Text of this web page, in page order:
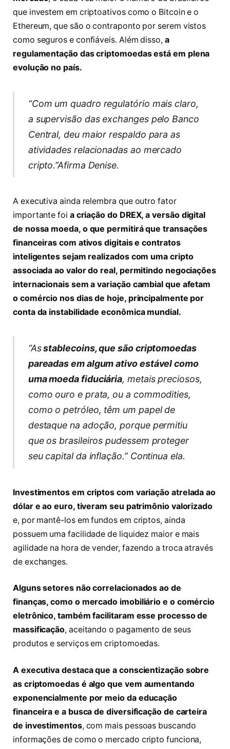
que investem em criptoativos como o Bitcoin e o
Ethereum, que são o contraponto por serem vistos
como seguros e confiáveis. Além disso, a
regulamentação das criptomoedas está em plena
evolução no país.
“Com um quadro regulatório mais claro,
a supervisão das exchanges pelo Banco
Central, deu maior respaldo para as
atividades relacionadas ao mercado
cripto.”Afirma Denise.
A executiva ainda relembra que outro fator
importante foi a criação do DREX, a versão digital
de nossa moeda, o que permitirá que transações
financeiras com ativos digitais e contratos
inteligentes sejam realizados com uma cripto
associada ao valor do real, permitindo negociações
internacionais sem a variação cambial que afetam
o comércio nos dias de hoje, principalmente por
conta da instabilidade econômica mundial.
“Asstablecoins, que são criptomoedas
pareadas em algum ativo estável como
uma moeda fiduciária, metais preciosos,
como ouro e prata, ou a commodities,
como o petróleo, têm um papel de
destaque na adoção, porque permitiu
que os brasileiros pudessem proteger
seu capital da inflação.” Continua ela.
Investimentos em criptos com variação atrelada ao
dólar e ao euro, tiveram seu patrimônio valorizado
e, por mantê-los em fundos em criptos, ainda
possuem uma facilidade de liquidez maior e mais
agilidade na hora de vender, fazendo a troca através
de exchanges.
Alguns setores não correlacionados ao de
finanças, como o mercado imobiliário e o comércio
eletrônico, também facilitaram esse processo de
massificação, aceitando o pagamento de seus
produtos e serviços em criptomoedas.
A executiva destaca que a conscientização sobre
as criptomoedas é algo que vem aumentando
exponencialmente por meio da educação
financeira e a busca de diversificação de carteira
de investimentos, com mais pessoas buscando
informações de como o mercado cripto funciona,